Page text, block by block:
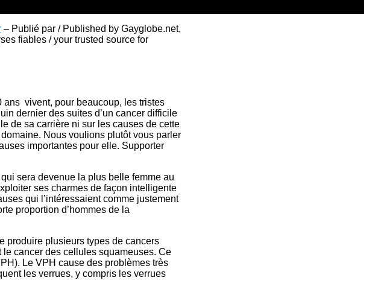
– Publié par / Published by Gayglobe.net,
fiables / your trusted source for
ans vivent, pour beaucoup, les tristes
dernier des suites d’un cancer difficile
de sa carrière ni sur les causes de cette
Nous voulions plutôt vous parler
importantes pour elle. Supporter
sera devenue la plus belle femme au
ses charmes de façon intelligente
qui l’intéressaient comme justement
proportion d’hommes de la
produire plusieurs types de cancers
cancer des cellules squameuses. Ce
Le VPH cause des problèmes très
les verrues, y compris les verrues